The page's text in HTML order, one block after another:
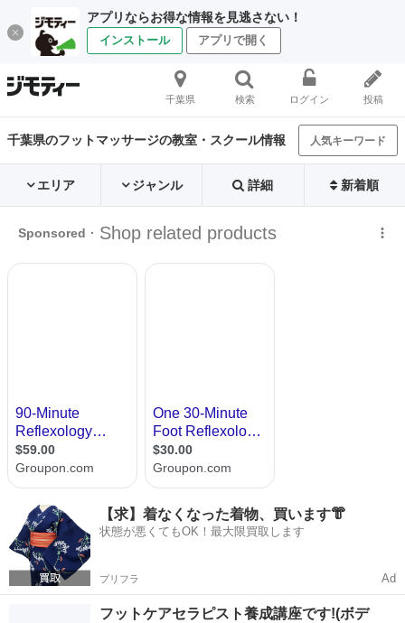
アプリならお得な情報を見逃さない！
インストール アプリで開く
千葉県 検索 ログイン 投稿
千葉県のフットマッサージの教室・スクール情報 人気キーワード
エリア ジャンル 詳細 新着順
【求】着なくなった着物、買います👘
状態が悪くてもOK！最大限買取します
プリフラ Ad
フットケアセラピスト養成講座です!(ボデ